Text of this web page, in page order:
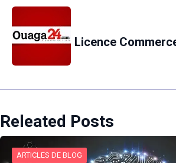
Licence
Releated Posts
ARTICLES DE BLOG